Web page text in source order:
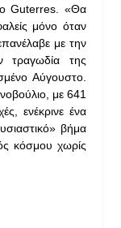
Guterres. «Θα
μόνο όταν
με την
τραγωδία της
Αύγουστο.
με 641
ενέκρινε ένα
βήμα
κόσμου χωρίς